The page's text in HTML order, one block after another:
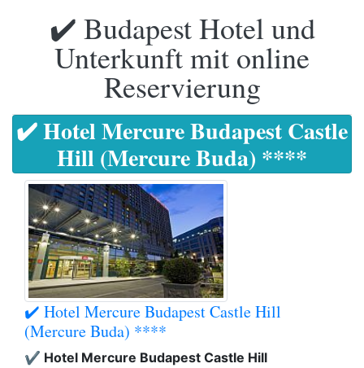
✔️ Budapest Hotel und
Unterkunft mit online
Reservierung
✔️ Hotel Mercure Budapest Castle
Hill (Mercure Buda) ****
✔️ Hotel Mercure Budapest Castle Hill
(Mercure Buda) ****
✔️ Hotel Mercure Budapest Castle Hill